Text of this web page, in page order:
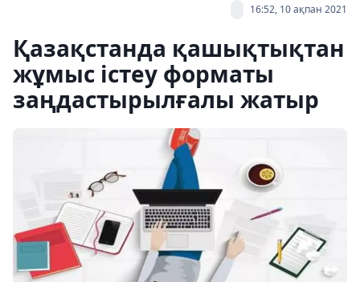
16:52, 10 ақпан 2021
Қазақстанда қашықтықтан
жұмыс істеу форматы
заңдастырылғалы жатыр